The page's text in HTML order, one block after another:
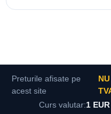
Preturile afisate pe
acest site
Curs valutar:1